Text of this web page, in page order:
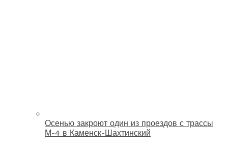
Осенью закроют один из проездов с трассы
М-4 в Каменск-Шахтинский